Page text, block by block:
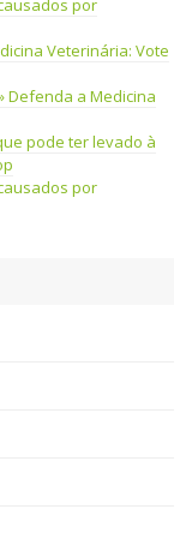
por
Veterinária: Vote
Defenda a Medicina
pode ter levado à
por